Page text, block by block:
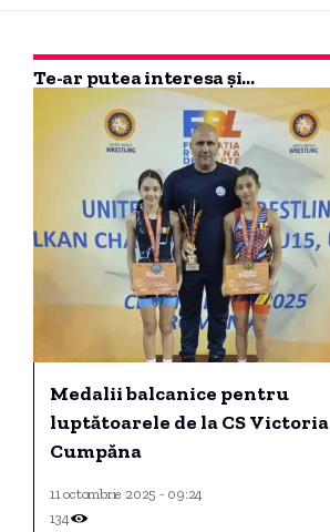
Te-ar putea interesa și...
Medalii balcanice pentru
luptătoarele de la CS Victoria
Cumpăna
11 octombrie 2025 - 09:24
134